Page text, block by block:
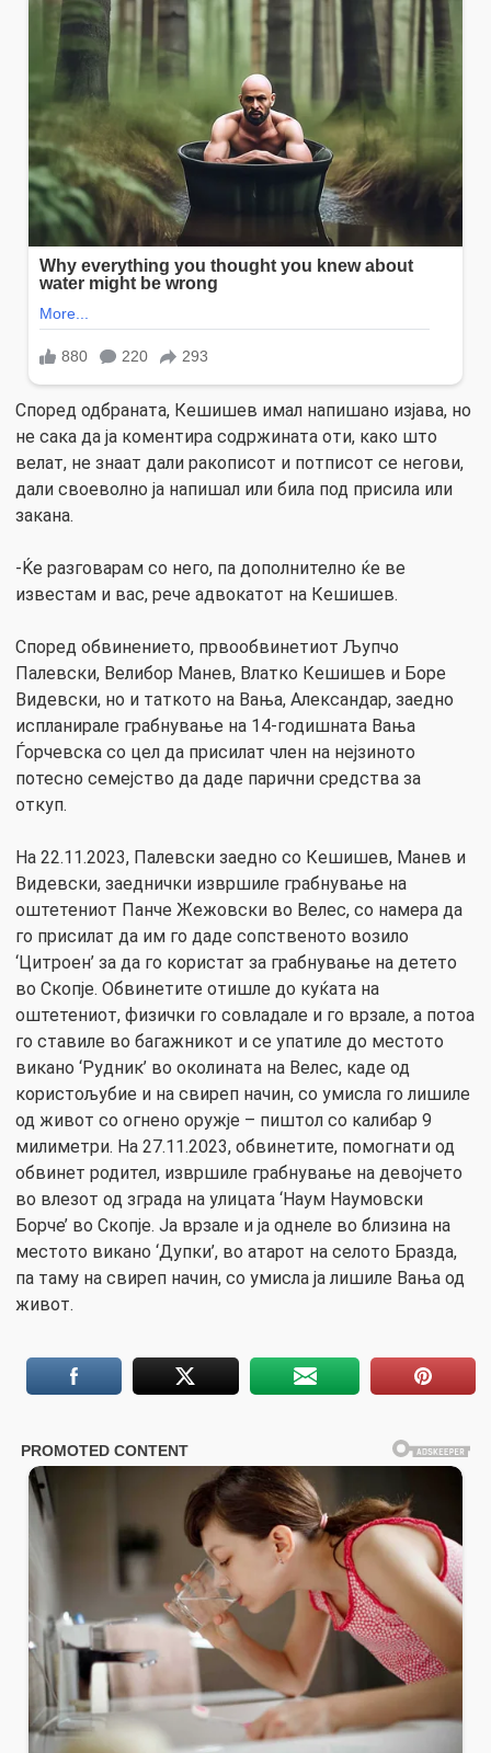
Според одбраната, Кешишев имал напишано изјава, но
не сака да ја коментира содржината оти, како што
велат, не знаат дали ракописот и потписот се негови,
дали своеволно ја напишал или била под присила или
закана.
-Ќе разговарам со него, па дополнително ќе ве
известам и вас, рече адвокатот на Кешишев.
Според обвинението, првообвинетиот Љупчо
Палевски, Велибор Манев, Влатко Кешишев и Боре
Видевски, но и таткото на Вања, Александар, заедно
испланирале грабнување на 14-годишната Вања
Ѓорчевска со цел да присилат член на нејзиното
потесно семејство да даде парични средства за
откуп.
На 22.11.2023, Палевски заедно со Кешишев, Манев и
Видевски, заеднички извршиле грабнување на
оштетениот Панче Жежовски во Велес, со намера да
го присилат да им го даде сопственото возило
‘Цитроен’ за да го користат за грабнување на детето
во Скопје. Обвинетите отишле до куќата на
оштетениот, физички го совладале и го врзале, а потоа
го ставиле во багажникот и се упатиле до местото
викано ‘Рудник’ во околината на Велес, каде од
користољубие и на свиреп начин, со умисла го лишиле
од живот со огнено оружје – пиштол со калибар 9
милиметри. На 27.11.2023, обвинетите, помогнати од
обвинет родител, извршиле грабнување на девојчето
во влезот од зграда на улицата ‘Наум Наумовски
Борче’ во Скопје. Ја врзале и ја однеле во близина на
местото викано ‘Дупки’, во атарот на селото Бразда,
па таму на свиреп начин, со умисла ја лишиле Вања од
живот.